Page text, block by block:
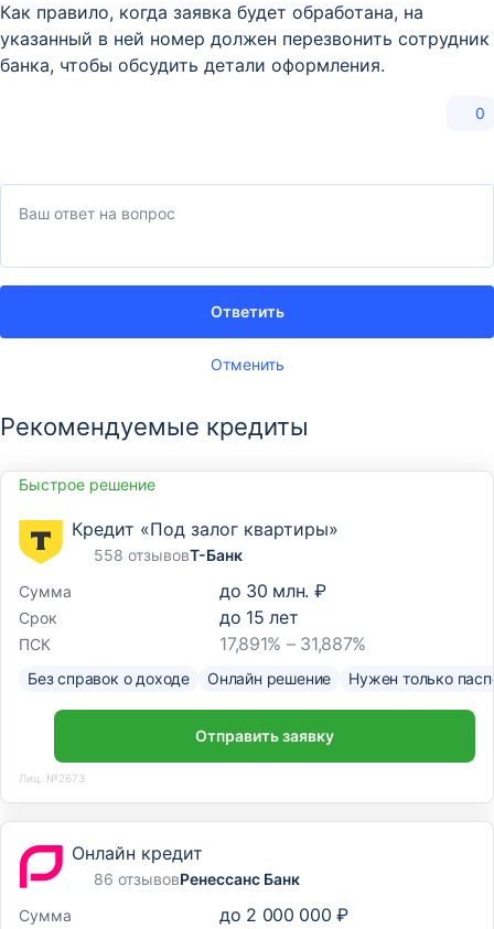
Как правило, когда заявка будет обработана, на
указанный в ней номер должен перезвонить сотрудник
банка, чтобы обсудить детали оформления.
0
Отменить
Ответить
Рекомендуемые кредиты
Быстрое решение
Кредит «Под залог квартиры»
558 отзывовТ-Банк
Сумма
до 30 млн. ₽
Срок до 15 лет
ПСК 17,891% – 31,887%
Без справок о доходе Онлайн решение Нужен только
Отправить заявку
Лиц. №2673
Онлайн кредит
86 отзывовРенессанс Банк
Сумма
до 2 000 000 ₽